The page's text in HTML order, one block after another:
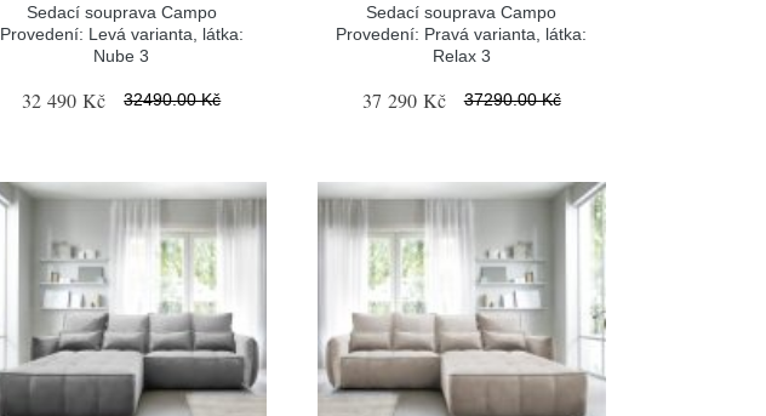
Sedací souprava Campo
Provedení: Levá varianta, látka:
Nube 3
32 490 Kč 32490.00 Kč
Sedací souprava Campo
Provedení: Pravá varianta, látka:
Relax 3
37 290 Kč 37290.00 Kč